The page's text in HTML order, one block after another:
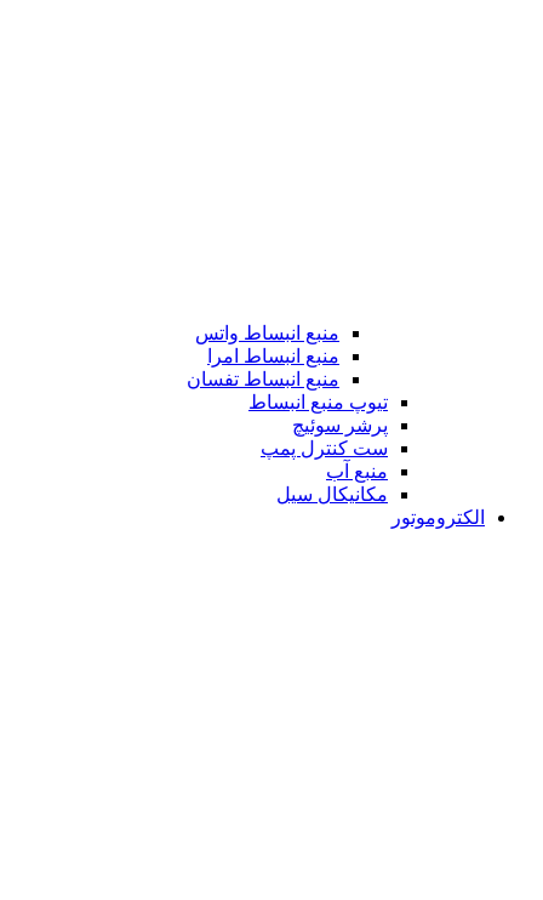
منبع انبساط واتس
منبع انبساط امرا
منبع انبساط تفسان
تیوپ منبع انبساط
پرشر سوئیچ
ست کنترل پمپ
منبع آب
مکانیکال سیل
الکتروموتور